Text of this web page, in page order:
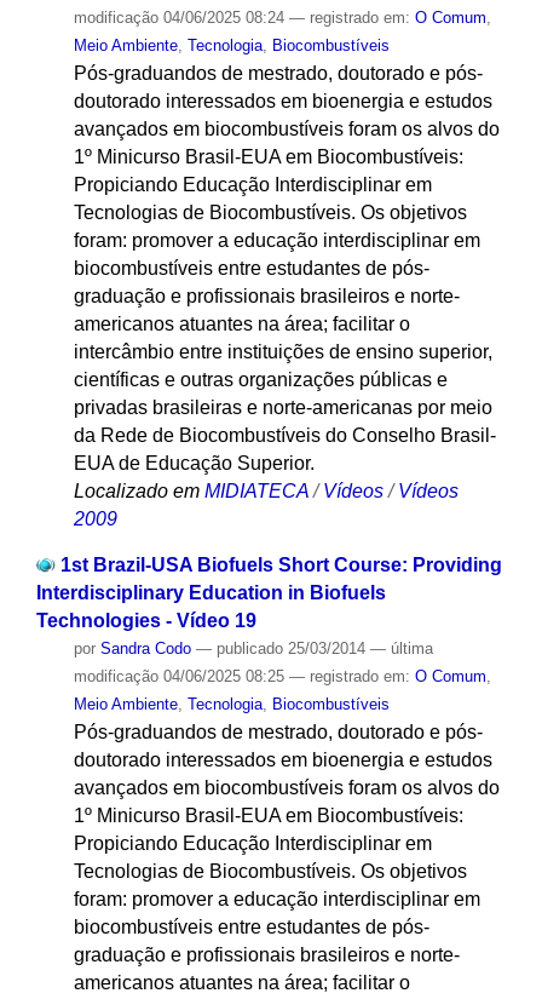
modificação04/06/2025 08:24 — registrado em: O Comum
Meio Ambiente, Tecnologia, Biocombustíveis
Pós-graduandos de mestrado, doutorado e pós-
doutorado interessados em bioenergia e estudos
avançados em biocombustíveis foram os alvos do
1º Minicurso Brasil-EUA em Biocombustíveis:
Propiciando Educação Interdisciplinar em
Tecnologias de Biocombustíveis. Os objetivos
foram: promover a educação interdisciplinar em
biocombustíveis entre estudantes de pós-
graduação e profissionais brasileiros e norte-
americanos atuantes na área; facilitar o
intercâmbio entre instituições de ensino superior,
científicas e outras organizações públicas e
privadas brasileiras e norte-americanas por meio
da Rede de Biocombustíveis do Conselho Brasil-
EUA de Educação Superior.
Localizado em MIDIATECA /Vídeos /Vídeos
2009
1st Brazil-USA Biofuels Short Course: Providing
Interdisciplinary Education in Biofuels
Technologies - Vídeo 19
por Sandra Codo — publicado25/03/2014 — última
modificação04/06/2025 08:25 — registrado em: O Comum,
Meio Ambiente, Tecnologia, Biocombustíveis
Pós-graduandos de mestrado, doutorado e pós-
doutorado interessados em bioenergia e estudos
avançados em biocombustíveis foram os alvos do
1º Minicurso Brasil-EUA em Biocombustíveis:
Propiciando Educação Interdisciplinar em
Tecnologias de Biocombustíveis. Os objetivos
foram: promover a educação interdisciplinar em
biocombustíveis entre estudantes de pós-
graduação e profissionais brasileiros e norte-
americanos atuantes na área; facilitar o